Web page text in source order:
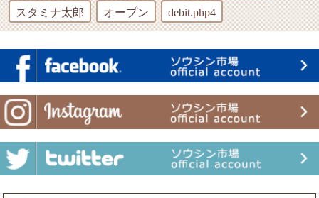
スタミナ太郎 オープン debit.php4